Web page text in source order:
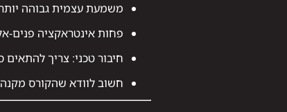
משמעת עצמית גבוהה
פחות אינטראקציה פנים-
חיבור טכני: צריך
חשוב לוודא שהקורס